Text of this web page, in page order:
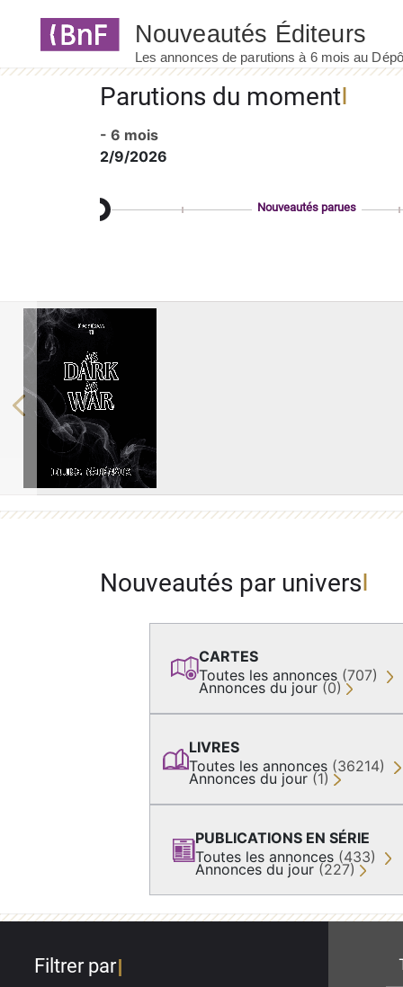
Parutions du moment
- 6 mois
2/9/2026
Nouveautés parues
Previous
Nouveautés par univers
CARTES
Toutes les annonces (707)
Annonces du jour (0)
LIVRES
Toutes les annonces (36214)
Annonces du jour (1)
PUBLICATIONS EN SÉRIE
Toutes les annonces (433)
Annonces du jour (227)
Filtrer par